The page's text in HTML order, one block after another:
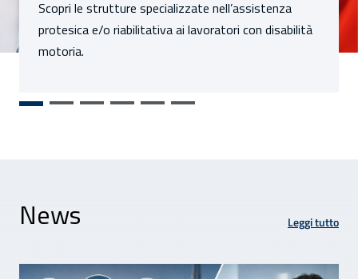
Scopri le strutture specializzate nell’assistenza
protesica e/o riabilitativa ai lavoratori con disabilità
motoria.
News Leggi tutto